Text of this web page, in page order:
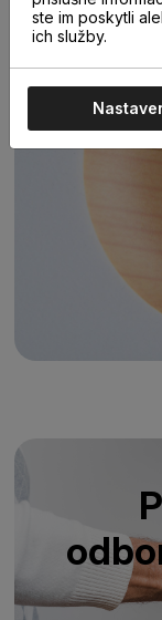
ste im poskytli
ich služby.